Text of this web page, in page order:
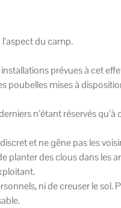
du camp.
prévues à cet
poubelles mises à
n’étant réservés
et ne gêne pas les
des clous dans les
ni de creuser le